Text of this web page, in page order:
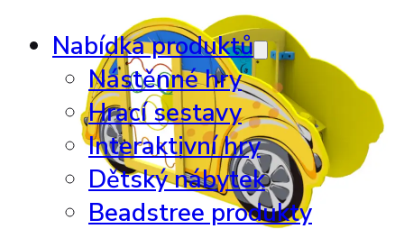
Nabídka produktů
Nástěnné hry
Hrací sestavy
Interaktivní hry
Dětský nábytek
Beadstree produkty